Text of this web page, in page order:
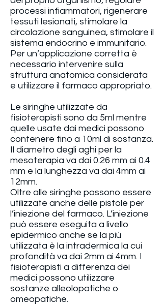
processi infiammatori, rigenerare
tessuti lesionati, stimolare la
circolazione sanguinea, stimolare il
sistema endocrino e immunitario.
Per un’applicazione corretta è
necessario intervenire sulla
struttura anatomica considerata
e utilizzare il farmaco appropriato.
Le siringhe utilizzate da
fisioterapisti sono da 5ml mentre
quelle usate dai medici possono
contenere fino a 10ml di sostanza.
Il diametro degli aghi per la
mesoterapia va dai 0.26 mm ai 0.4
mm e la lunghezza va dai 4mm ai
12mm.
Oltre alle siringhe possono essere
utilizzate anche delle pistole per
l’iniezione del farmaco. L’iniezione
può essere eseguita a livello
epidermico anche se la più
utilizzata è la intradermica la cui
profondità va dai 2mm ai 4mm. I
fisioterapisti a differenza dei
medici possono utilizzare
sostanze alleolopatiche o
omeopatiche.